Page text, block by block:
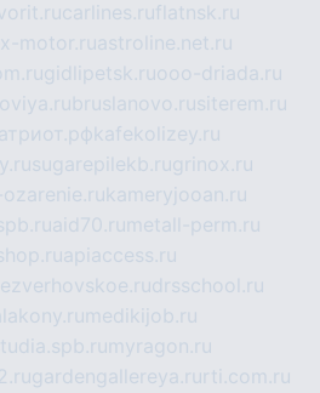
carlines.ruflatnsk.ru
motor.ruastroline.net.ru
gidlipetsk.ruooo-driada.ru
bruslanovo.rusiterem.ru
kafekolizey.ru
sugarepilekb.rugrinox.ru
ozarenie.rukameryjooan.ru
aid70.ru metall-perm.ru
apiaccess.ru
drsschool.ru
medikijob.ru
myragon.ru
gardengallereya.ru rti.com.ru